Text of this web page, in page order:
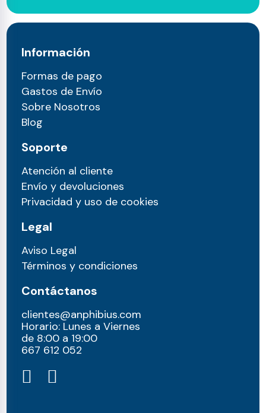
Información
Formas de pago
Gastos de Envío
Sobre Nosotros
Blog
Soporte
Atención al cliente
Envío y devoluciones
Privacidad y uso de cookies
Legal
Aviso Legal
Términos y condiciones
Contáctanos
clientes@anphibius.com
Horario: Lunes a Viernes
de 8:00 a 19:00
667 612 052​